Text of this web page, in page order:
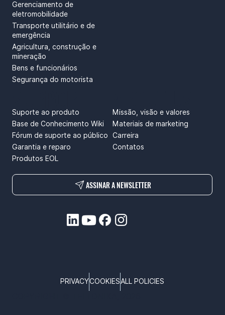
Gerenciamento de
eletromobilidade
Transporte utilitário e de
emergência
Agricultura, construção e
mineração
Bens e funcionários
Segurança do motorista
Missão, visão e valores
Materiais de marketing
Carreira
Contatos
Suporte ao produto
Base de Conhecimento Wiki
Fórum de suporte ao público
Garantia e reparo
Produtos EOL
ASSINAR A NEWSLETTER
PRIVACYCOOKIESALL POLICIES